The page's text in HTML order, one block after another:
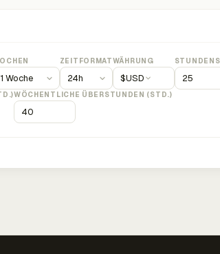
ZEITFORMATWÄHRUNG
$USD
WÖCHENTLICHE ÜBERSTUNDEN (STD.)